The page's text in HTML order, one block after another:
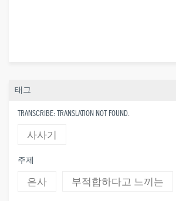
태그
TRANSCRIBE: TRANSLATION NOT FOUND.
사사기
주제
은사 부적합하다고 느끼는